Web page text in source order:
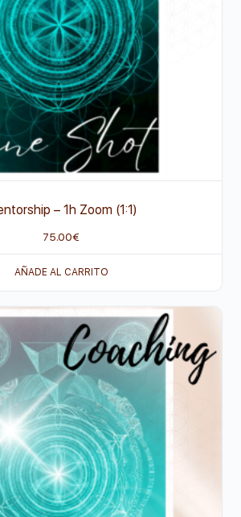
– 1h Zoom (1:1)
75.00€
AÑADE AL CARRITO